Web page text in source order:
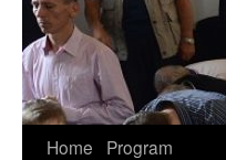
Home
Program